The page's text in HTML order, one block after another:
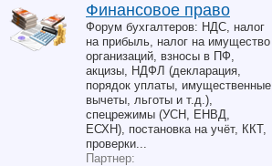
Финансовое право
Форум бухгалтеров: НДС, налог
на прибыль, налог на имущество
организаций, взносы в ПФ,
акцизы, НДФЛ (декларация,
порядок уплаты, имущественные
вычеты, льготы и т.д.),
спецрежимы (УСН, ЕНВД,
ЕСХН), постановка на учёт, ККТ,
проверки...
Партнер: